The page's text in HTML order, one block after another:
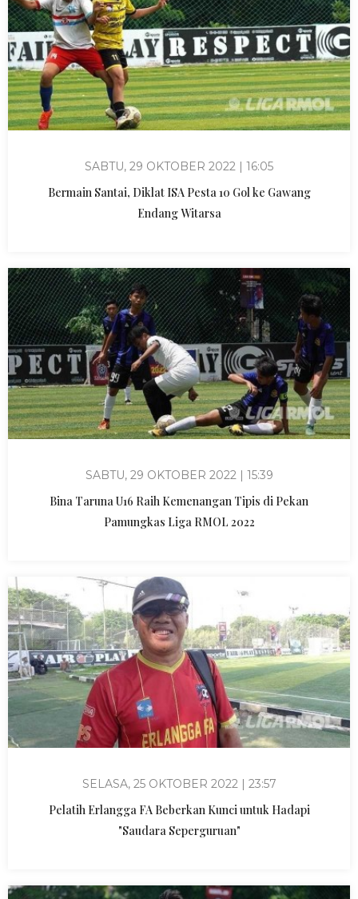
SABTU, 29 OKTOBER 2022 | 16:05
Bermain Santai, Diklat ISA Pesta 10 Gol ke Gawang
Endang Witarsa
SABTU, 29 OKTOBER 2022 | 15:39
Bina Taruna U16 Raih Kemenangan Tipis di Pekan
Pamungkas Liga RMOL 2022
SELASA, 25 OKTOBER 2022 | 23:57
Pelatih Erlangga FA Beberkan Kunci untuk Hadapi
"Saudara Seperguruan"